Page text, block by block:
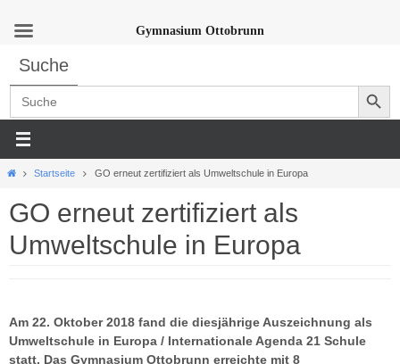
Inhalt
springen
Suche
Search
for:
Search Button
StartStartseite GO erneut zertifiziert als Umweltschule in Europa
GO erneut zertifiziert als
Umweltschule in Europa
Am 22. Oktober 2018 fand die diesjährige Auszeichnung als
Umweltschule in Europa / Internationale Agenda 21 Schule
statt. Das Gymnasium Ottobrunn erreichte mit 8
Gymnasium Ottobrunn